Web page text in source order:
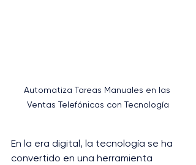
Automatiza Tareas Manuales en las
Ventas Telefónicas con Tecnología
En la era digital, la tecnología se ha
convertido en una herramienta